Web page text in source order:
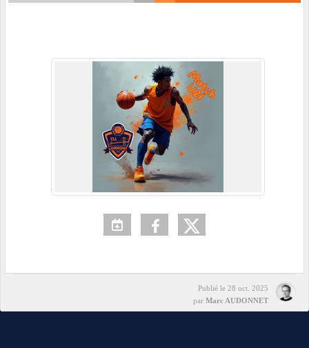
Publié le 28 oct. 2025
par Marc AUDONNET